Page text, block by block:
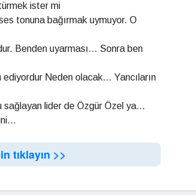
ister mi
tonuna bağırmak uymuyor. O
Benden uyarması... Sonra ben
Neden olacak... Yancıların
lider de Özgür Özel ya...
tıklayın >>